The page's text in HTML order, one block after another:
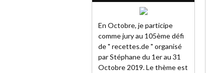
En Octobre, je participe
comme jury au 105ème défi
de " recettes.de " organisé
par Stéphane du 1er au 31
Octobre 2019. Le thème est